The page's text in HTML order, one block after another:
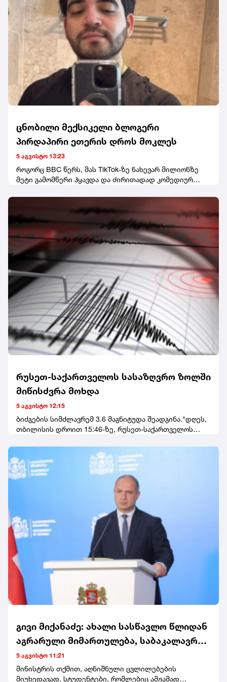
მმართველობის საბჭოს თავმჯდომარედ ირაკლი
ფავლენიშვილი აირჩიეს. ღონისძიებაზე დღეს არ
გამოჩენილა ნანუკა ჟორჟოლიანი, თუმცა ყრილობას
სტუმრის სტატუსით ესწრებოდა თანამოაზრე მარიზი
კობახიძე. ყრილობას წინ უძღოდა დაპირისპირება თინა
ბოკუჩავასა და პარტიის სხვა წევრებს შორის. თინა
ბოკუჩავამ კი, მედიასთან განაცხადა, რომ ამ საბჭოში
საკუთარ თავს ვერ ხედავს.
ცნობილი მექსიკელი ბლოგერი
პირდაპირი ეთერის დროს მოკლეს
5 აგვისტო 13:23
როგორც BBC წერს, მას TikTok-ზე ნახევარ მილიონზე
მეტი გამომწერი ჰყავდა და ძირითადად კომედიურ
პოლიციას ჯერჯერობით არავინ დაუკავებია.
ეჭვმიტანილები ადგილიდან მიიმალნენ.ცნობისთვის,
ეს მექსიკაში ინფლუენსერის მკვლელობის პირველი
შემთხვევა არ არის. გასულ წელს, 23 წლის ვალერია
მარკესი სილამაზის სალონში, TikTok-ზე პირდაპირი
ეთერის დროს მოკლეს.
რუსეთ-საქართველოს სასაზღვრო ზოლში
მიწისძვრა მოხდა
5 აგვისტო 12:15
ბიძგების სიმძლავრემ 3.6 მაგნიტუდა შეადგინა."დღეს,
თბილისის დროით 15:46-ზე, რუსეთ-საქართველოს
მიწისძვრა", - აღნიშნულია განცხადებაში.
გივი მიქანაძე: ახალი სასწავლო წლიდან
აგრარული მიმართულება, საბაკალავრო
და სამაგისტრო საგანმანათლებლო
პროგრამები, მთლიანად გადადის
5 აგვისტო 11:21
მინისტრის თქმით, აღნიშნული ცვლილებების
მიუხედავად, სტუდენტები, რომლებიც ამჟამად